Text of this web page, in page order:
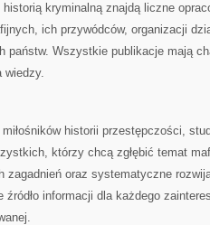
kryminalną znajdą liczne
ich przywódców, organizacji
państw. Wszystkie publikacje mają
wiedzy.
historii przestępczości,
którzy chcą zgłębić temat
zagadnień oraz systematyczne
źródło informacji dla każdego